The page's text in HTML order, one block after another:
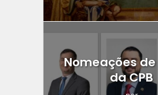
Nomeações
da CPB